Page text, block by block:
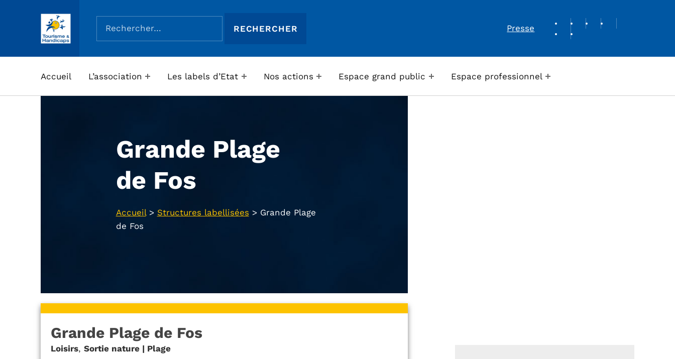
ASSOCIATION TOURISME ET HANDICAPS
Rechercher :
Presse
REVUE DE PRESSE
Accueil L’association Les labels d’Etat Nos actions Espace grand public Espace professionnel
Grande Plage
de Fos
Accueil> Structures labellisées > Grande Plage
de Fos
Grande Plage de Fos
Loisirs, Sortie nature | Plage